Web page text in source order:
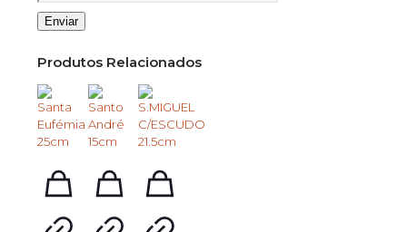
Produtos Relacionados